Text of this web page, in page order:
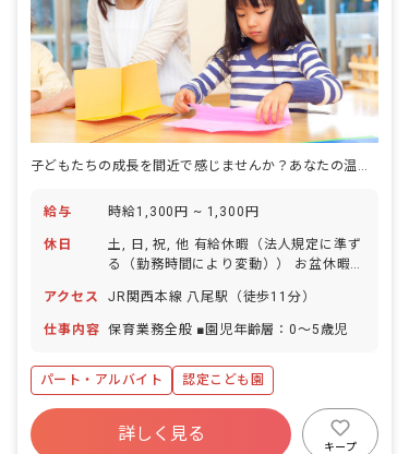
子どもたちの成長を間近で感じませんか？あなたの温かい心が輝く場所がここにあります。
給与 時給1,300円 ~ 1,300円
休日
土, 日, 祝, 他 有給休暇（法人規定に準ず
る（勤務時間により変動）） お盆休暇
アクセス
JR関西本線 八尾駅（徒歩11分）
仕事内容 保育業務全般 ■園児年齢層：0～5歳児
パート・アルバイト 認定こども園
詳しく見る
キープ